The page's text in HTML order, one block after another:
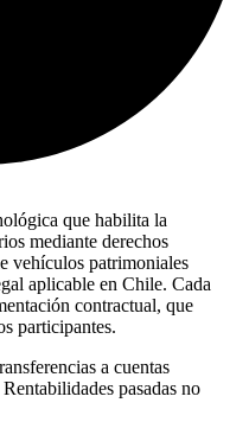
que habilita la
mediante derechos
vehículos patrimoniales
aplicable en Chile. Cada
contractual, que
participantes.
a cuentas
pasadas no